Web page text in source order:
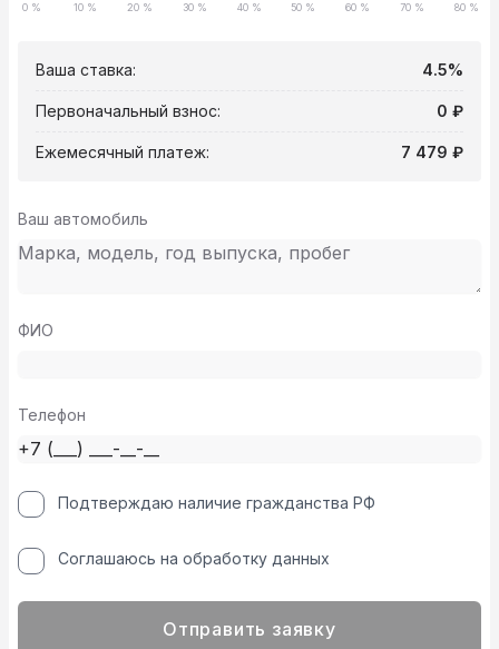
0 % 10 % 20 % 30 % 40 % 50 % 60 % 70 % 80 %
Ваша ставка: 4.5%
Первоначальный взнос: 0 ₽
Ежемесячный платеж: 7 479 ₽
Ваш автомобиль
ФИО
Телефон
Подтверждаю наличие гражданства РФ
Соглашаюсь на обработку данных
Отправить заявку